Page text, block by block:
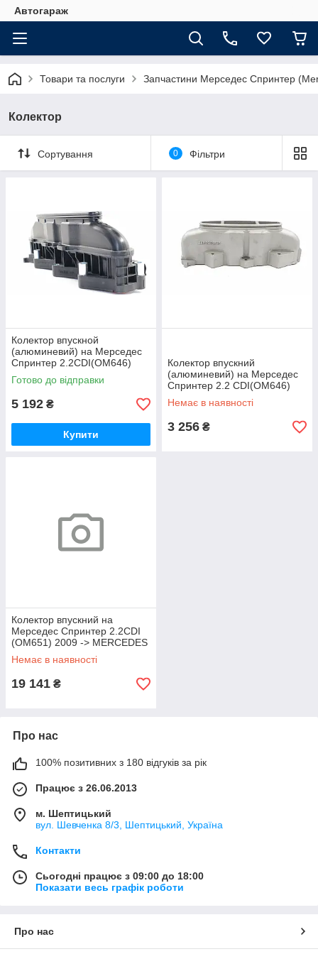
Автогараж
Товари та послуги Запчастини Мерседес Спринтер
Колектор
Сортування 0 Фільтри
Колектор впускной
(алюминевий) на Мерседес
Спринтер 2.2CDI(OM646)
2006-> AUTOTECHTEILE
1000919
Готово до відправки
5 192 ₴
Купити
Колектор впускний
(алюминевий) на Мерседес
Спринтер 2.2 CDI(OM646)
2006-
>ROTWEISS(Туреччина)
Немає в наявності
3 256 ₴
Колектор впускний на
Мерседес Спринтер 2.2CDI
(OM651) 2009 -> MERCEDES
(Оригінал) 6510905737
Немає в наявності
19 141 ₴
Про нас
100% позитивних з 180 відгуків за рік
Працює з 26.06.2013
м. Шептицький
вул. Шевченка 8/3, Шептицький, Україна
Контакти
Сьогодні працює з 09:00 до 18:00
Показати весь графік роботи
Про нас